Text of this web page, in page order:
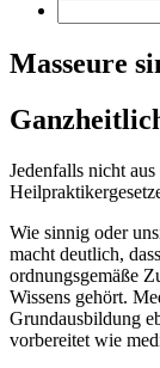
Masseure
Jedenfalls nicht
Wie sinnig oder
macht deutlich,
ordnungsgemäße
Wissens gehört.
Grundausbildung
vorbereitet wie